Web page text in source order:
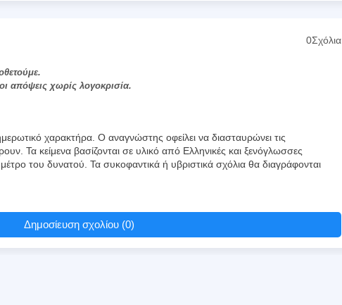
0Σχόλια
απόψεις χωρίς λογοκρισία.
χαρακτήρα. Ο αναγνώστης οφείλει να διασταυρώνει τις
Τα κείμενα βασίζονται σε υλικό από Ελληνικές και ξενόγλωσσες
του δυνατού. Τα συκοφαντικά ή υβριστικά σχόλια θα διαγράφονται
Δημοσίευση σχολίου (0)